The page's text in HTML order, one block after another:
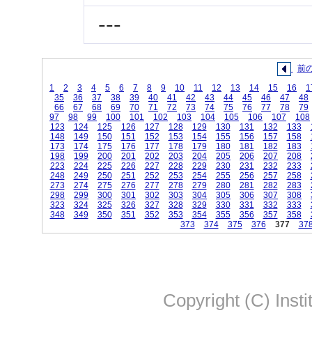
---
前
1
2 3 4 5 6 7 8 9 10 11 12 13 14 15 16
35
36 37 38 39 40 41 42 43 44 45 46 47
48
66
67 68 69 70 71 72 73 74 75 76 77 78
79
97
98 99 100 101 102 103 104 105 106 107
108
123
124 125 126 127 128 129 130 131 132 133
148
149 150 151 152 153 154 155 156 157 158
173
174 175 176 177 178 179 180 181 182 183
198
199 200 201 202 203 204 205 206 207 208
223
224 225 226 227 228 229 230 231 232 233
248
249 250 251 252 253 254 255 256 257 258
273
274 275 276 277 278 279 280 281 282 283
298
299 300 301 302 303 304 305 306 307 308
323
324 325 326 327 328 329 330 331 332 333
348
349 350 351 352 353 354 355 356 357 358
373
374 375 376 377
Copyright (C)